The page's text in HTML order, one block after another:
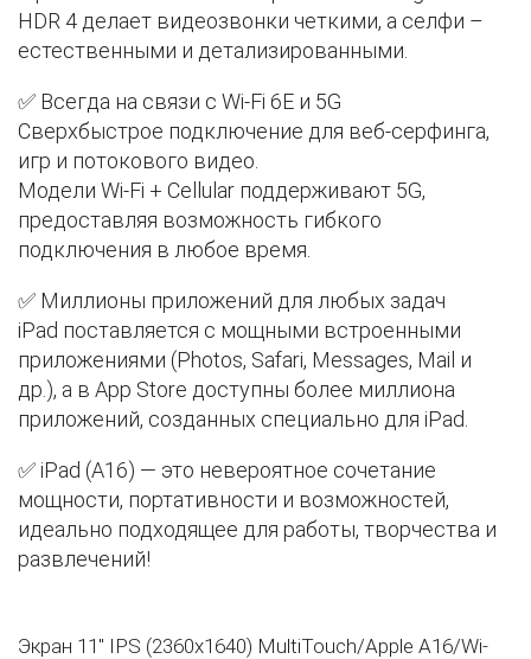
HDR 4 делает видеозвонки четкими, а селфи –
естественными и детализированными.
✅ Всегда на связи с Wi-Fi 6E и 5G
Сверхбыстрое подключение для веб-серфинга,
игр и потокового видео.
Модели Wi-Fi + Cellular поддерживают 5G,
предоставляя возможность гибкого
подключения в любое время.
✅ Миллионы приложений для любых задач
iPad поставляется с мощными встроенными
приложениями (Photos, Safari, Messages, Mail и
др.), а в App Store доступны более миллиона
приложений, созданных специально для iPad.
✅ iPad (A16) — это невероятное сочетание
мощности, портативности и возможностей,
идеально подходящее для работы, творчества и
развлечений!
Экран 11" IPS (2360x1640) MultiTouch/Apple A16/Wi-